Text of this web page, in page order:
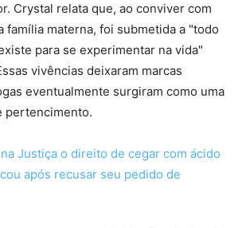
Crystal relata que, ao conviver com
família materna, foi submetida a "todo
para se experimentar na vida"
vivências deixaram marcas
eventualmente surgiram como uma
pertencimento.
Justiça o direito de cegar com ácido
após recusar seu pedido de